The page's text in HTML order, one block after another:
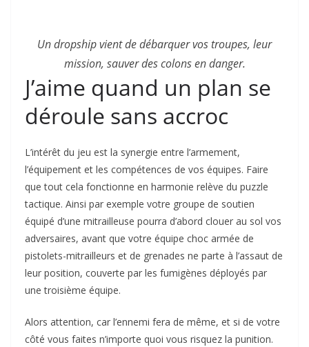
Un dropship vient de débarquer vos troupes, leur
mission, sauver des colons en danger.
J’aime quand un plan se
déroule sans accroc
L’intérêt du jeu est la synergie entre l’armement,
l’équipement et les compétences de vos équipes. Faire
que tout cela fonctionne en harmonie relève du puzzle
tactique. Ainsi par exemple votre groupe de soutien
équipé d’une mitrailleuse pourra d’abord clouer au sol vos
adversaires, avant que votre équipe choc armée de
pistolets-mitrailleurs et de grenades ne parte à l’assaut de
leur position, couverte par les fumigènes déployés par
une troisième équipe.
Alors attention, car l’ennemi fera de même, et si de votre
côté vous faites n’importe quoi vous risquez la punition.